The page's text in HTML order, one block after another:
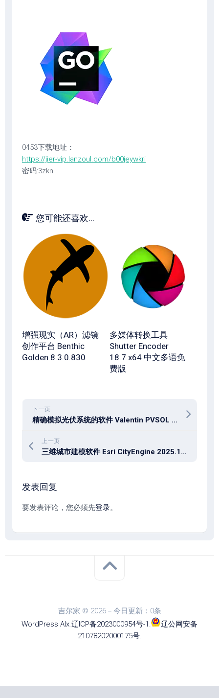
0453下载地址：
https://jier-vip.lanzoul.com/b00jeywkri
密码:3zkn
您可能还喜欢...
增强现实（AR）滤镜
创作平台 Benthic
Golden 8.3.0.830
多媒体转换工具
Shutter Encoder
18.7 x64 中文多语免
费版
下一页
精确模拟光伏系统的软件 Valentin PVSOL Premium 2026 R1 v2026.1.32412 Multilingual x64
上一页
三维城市建模软件 Esri CityEngine 2025.1.11669
发表回复
要发表评论，您必须先登录。
吉尔家 © 2026－今日更新：0条
WordPress Alx.辽ICP备2023000954号-1 .
辽公网安备
21078202000175号.